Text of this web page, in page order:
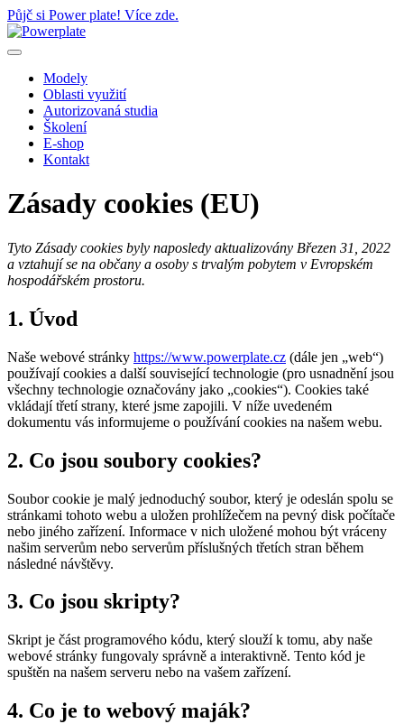
Půjč si Power plate! Více zde.
Modely
Oblasti využití
Autorizovaná studia
Školení
E-shop
Kontakt
Zásady cookies (EU)
Tyto Zásady cookies byly naposledy aktualizovány Březen 31, 2022
a vztahují se na občany a osoby s trvalým pobytem v Evropském
hospodářském prostoru.
1. Úvod
Naše webové stránky https://www.powerplate.cz (dále jen „web“)
používají cookies a další související technologie (pro usnadnění jsou
všechny technologie označovány jako „cookies“). Cookies také
vkládají třetí strany, které jsme zapojili. V níže uvedeném
dokumentu vás informujeme o používání cookies na našem webu.
2. Co jsou soubory cookies?
Soubor cookie je malý jednoduchý soubor, který je odeslán spolu se
stránkami tohoto webu a uložen prohlížečem na pevný disk počítače
nebo jiného zařízení. Informace v nich uložené mohou být vráceny
našim serverům nebo serverům příslušných třetích stran během
následné návštěvy.
3. Co jsou skripty?
Skript je část programového kódu, který slouží k tomu, aby naše
webové stránky fungovaly správně a interaktivně. Tento kód je
spuštěn na našem serveru nebo na vašem zařízení.
4. Co je to webový maják?